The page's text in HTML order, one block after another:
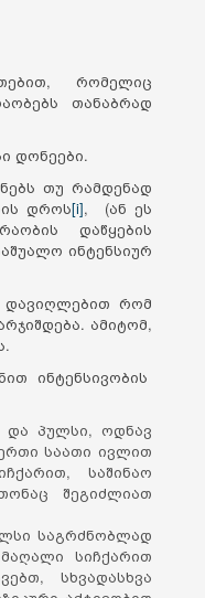
რომელიც
თანაბრად
დონეები.
თუ რამდენად
დროს[i], (ან ეს
დაწყების
ინტენსიურ
დავიღლებით რომ
ამიტომ,
ინტენსივობის
და პულსი, ოდნავ
საათი ივლით
საშინაო
შეგიძლიათ
საგრძნობლად
სიჩქარით
სხვადასხვა